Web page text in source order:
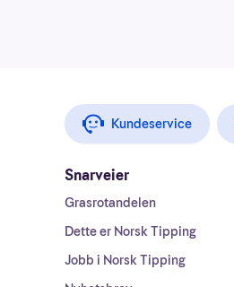
Kundeservice
Snarveier
Grasrotandelen
Dette er Norsk Tipping
Jobb i Norsk Tipping